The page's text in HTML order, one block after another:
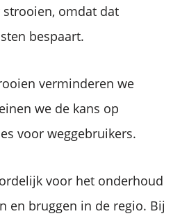
strooien, omdat dat
bespaart.
verminderen we
we de kans op
voor weggebruikers.
voor het onderhoud
en bruggen in de regio. Bij